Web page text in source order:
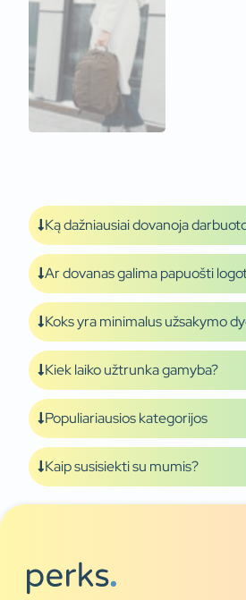
Ką dažniausiai dovanoja
Ar dovanas galima papuošti
Koks yra minimalus užsakymo
Kiek laiko užtrunka gamyba?
Populiariausios kategorijos
Kaip susisiekti su mumis?